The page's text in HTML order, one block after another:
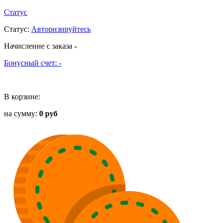
Статус
Статус: Авторизируйтесь
Начисление с заказа -
Бонусный счет: -
В корзине:
на сумму: 0 руб